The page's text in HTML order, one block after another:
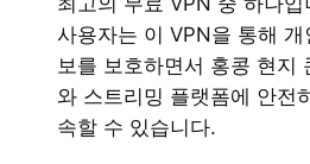
사용자는 이 VPN을 통해 개
보를 보호하면서 홍콩 현지
와 스트리밍 플랫폼에 안전
속할 수 있습니다.